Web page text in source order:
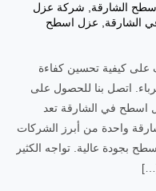
الشارقة
شركة عزل
الشارقة
عزل اسطح
كيفية تحسين كفاءة
اتصل بنا للحصول على
اسطح في الشارقة تعد
واحدة من أبرز الشركات
بجودة عالية. تواجه الكثير